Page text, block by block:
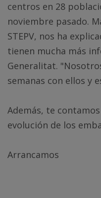
centros en 28
noviembre pasado.
STEPV, nos ha
tienen mucha más
Generalitat.
semanas con ellos y
Además, te
evolución de los
Arrancamos